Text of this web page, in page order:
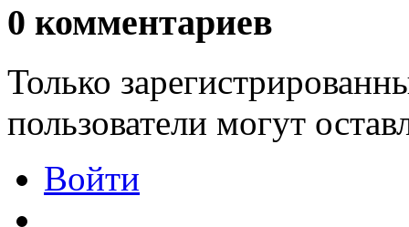
0 комментариев
Только
пользователи могут
Войти